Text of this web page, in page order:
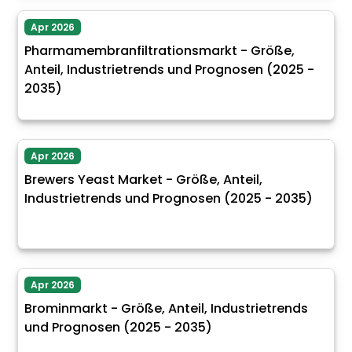
Apr 2026
Pharmamembranfiltrationsmarkt - Größe,
Anteil, Industrietrends und Prognosen (2025 -
2035)
Apr 2026
Brewers Yeast Market - Größe, Anteil,
Industrietrends und Prognosen (2025 - 2035)
Apr 2026
Brominmarkt - Größe, Anteil, Industrietrends
und Prognosen (2025 - 2035)